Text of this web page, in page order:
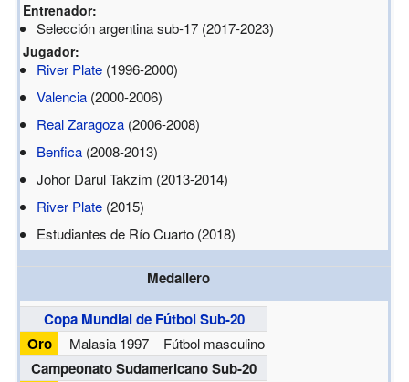
Entrenador:
Selección argentina sub-17 (2017-2023)
Jugador:
River Plate (1996-2000)
Valencia (2000-2006)
Real Zaragoza (2006-2008)
Benfica (2008-2013)
Johor Darul Takzim (2013-2014)
River Plate (2015)
Estudiantes de Río Cuarto (2018)
Medallero
Copa Mundial de Fútbol Sub-20
Oro
Malasia 1997 Fútbol masculino
Campeonato Sudamericano Sub-20